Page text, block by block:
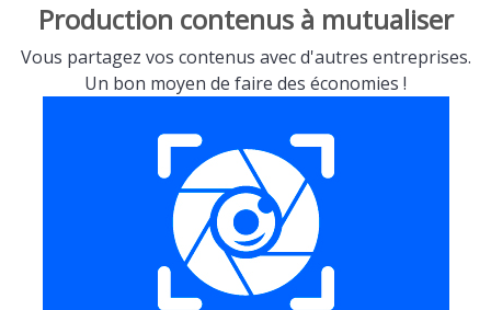
Production contenus à mutualiser
Vous partagez vos contenus avec d'autres entreprises.
Un bon moyen de faire des économies !